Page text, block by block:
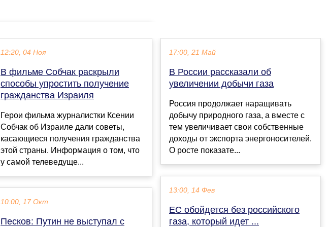
12:20, 04 Ноя
В фильме Собчак раскрыли
способы упростить получение
гражданства Израиля
Герои фильма журналистки Ксении
Собчак об Израиле дали советы,
касающиеся получения гражданства
этой страны. Информация о том, что
у самой телеведуще...
10:00, 17 Окт
Песков: Путин не выступал с
17:00, 21 Май
В России рассказали об
увеличении добычи газа
Россия продолжает наращивать
добычу природного газа, а вместе с
тем увеличивает свои собственные
доходы от экспорта энергоносителей.
О росте показате...
13:00, 14 Фев
ЕС обойдется без российского
газа, который идет ...